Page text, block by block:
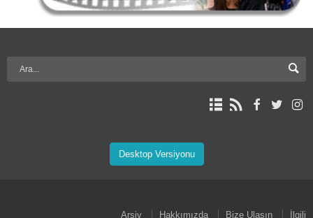
Desktop Versiyonu
Arşiv Hakkımızda Bize Ulaşın İlgili